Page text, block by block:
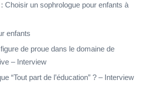
Choisir un sophrologue pour enfants à
enfants
de proue dans le domaine de
– Interview
“Tout part de l’éducation” ? – Interview